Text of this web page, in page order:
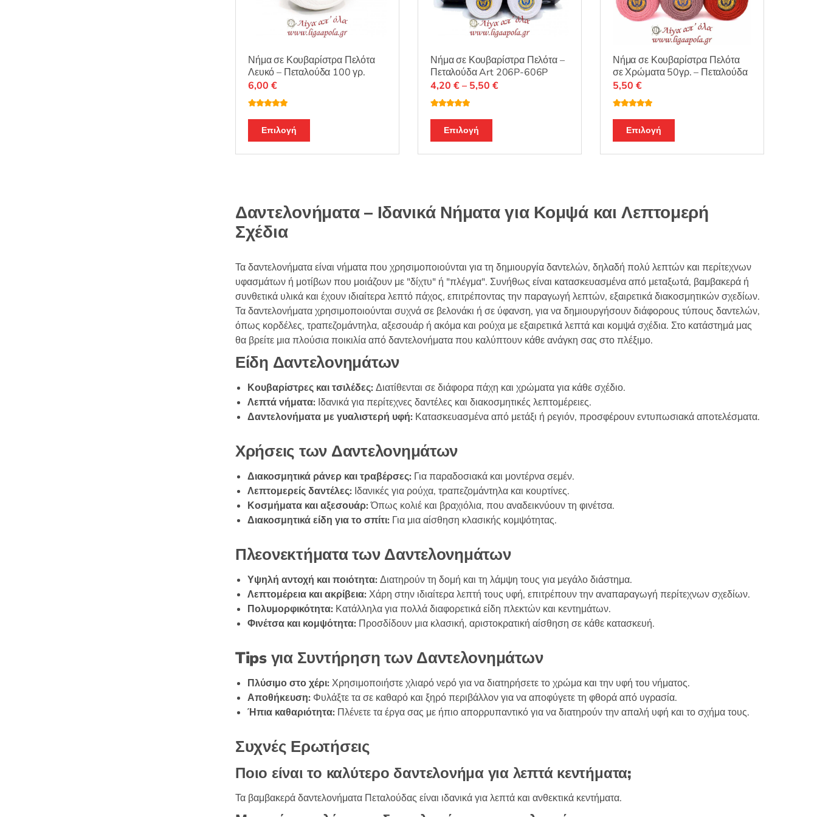
του
προϊόντος
του
προϊόντος
του
προϊόντος
Νήμα σε Κουβαρίστρα Πελότα
Λευκό – Πεταλούδα 100 γρ.
θηκε με5.00
από 5
6,00 €
Επιλογή
το
προϊόν
Οι
επιλεγούν
στη
σελίδα
του
προϊόντος
Νήμα σε Κουβαρίστρα Πελότα –
Πεταλούδα Art 206P-606P
θηκε με5.00
από 5
4,20 €– 5,50 €Price
Επιλογή
το
προϊόν
Οι
επιλεγούν
στη
σελίδα
του
προϊόντος
Νήμα σε Κουβαρίστρα Πελότα
σε Χρώματα 50γρ. – Πεταλούδα
θηκε με
4.88από 5
5,50 €
Επιλογή
το
προϊόν
Οι
επιλεγούν
στη
σελίδα
του
προϊόντος
Δαντελονήματα – Ιδανικά Νήματα για Κομψά και Λεπτομερή
Σχέδια
Τα δαντελονήματα είναι νήματα που χρησιμοποιούνται για τη δημιουργία δαντελών, δηλαδή πολύ λεπτών και περίτεχνων
υφασμάτων ή μοτίβων που μοιάζουν με "δίχτυ" ή "πλέγμα". Συνήθως είναι κατασκευασμένα από μεταξωτά, βαμβακερά ή
συνθετικά υλικά και έχουν ιδιαίτερα λεπτό πάχος, επιτρέποντας την παραγωγή λεπτών, εξαιρετικά διακοσμητικών σχεδίων.
Τα δαντελονήματα χρησιμοποιούνται συχνά σε βελονάκι ή σε ύφανση, για να δημιουργήσουν διάφορους τύπους δαντελών,
όπως κορδέλες, τραπεζομάντηλα, αξεσουάρ ή ακόμα και ρούχα με εξαιρετικά λεπτά και κομψά σχέδια. Στο κατάστημά μας
θα βρείτε μια πλούσια ποικιλία από δαντελονήματα που καλύπτουν κάθε ανάγκη σας στο πλέξιμο.
Είδη Δαντελονημάτων
Κουβαρίστρες και τσιλέδες: Διατίθενται σε διάφορα πάχη και χρώματα για κάθε σχέδιο.
Λεπτά νήματα: Ιδανικά για περίτεχνες δαντέλες και διακοσμητικές λεπτομέρειες.
Δαντελονήματα με γυαλιστερή υφή: Κατασκευασμένα από μετάξι ή ρεγιόν, προσφέρουν εντυπωσιακά αποτελέσματα.
Χρήσεις των Δαντελονημάτων
Διακοσμητικά ράνερ και τραβέρσες: Για παραδοσιακά και μοντέρνα σεμέν.
Λεπτομερείς δαντέλες: Ιδανικές για ρούχα, τραπεζομάντηλα και κουρτίνες.
Κοσμήματα και αξεσουάρ:Όπως κολιέ και βραχιόλια, που αναδεικνύουν τη φινέτσα.
Διακοσμητικά είδη για το σπίτι: Για μια αίσθηση κλασικής κομψότητας.
Πλεονεκτήματα των Δαντελονημάτων
Υψηλή αντοχή και ποιότητα: Διατηρούν τη δομή και τη λάμψη τους για μεγάλο διάστημα.
Λεπτομέρεια και ακρίβεια: Χάρη στην ιδιαίτερα λεπτή τους υφή, επιτρέπουν την αναπαραγωγή περίτεχνων σχεδίων.
Πολυμορφικότητα: Κατάλληλα για πολλά διαφορετικά είδη πλεκτών και κεντημάτων.
Φινέτσα και κομψότητα: Προσδίδουν μια κλασική, αριστοκρατική αίσθηση σε κάθε κατασκευή.
Tips για Συντήρηση των Δαντελονημάτων
Πλύσιμο στο χέρι: Χρησιμοποιήστε χλιαρό νερό για να διατηρήσετε το χρώμα και την υφή του νήματος.
Αποθήκευση: Φυλάξτε τα σε καθαρό και ξηρό περιβάλλον για να αποφύγετε τη φθορά από υγρασία.
Ήπια καθαριότητα: Πλένετε τα έργα σας με ήπιο απορρυπαντικό για να διατηρούν την απαλή υφή και το σχήμα τους.
Συχνές Ερωτήσεις
Ποιο είναι το καλύτερο δαντελονήμα για λεπτά κεντήματα;
Τα βαμβακερά δαντελονήματα Πεταλούδας είναι ιδανικά για λεπτά και ανθεκτικά κεντήματα.